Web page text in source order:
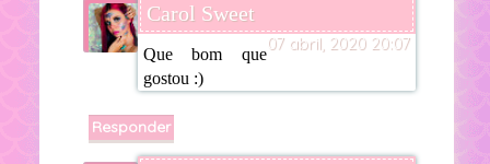
Carol Sweet
07 abril, 2020 20:07
Que bom que
gostou :)
Responder